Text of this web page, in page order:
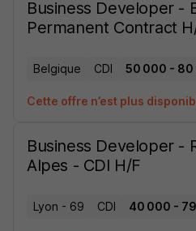
Business Developer -
Permanent Contract
Belgique CDI 50 000 - 80
Cette offre n’est plus
Business Developer -
Alpes - CDI H/F
Lyon - 69 CDI 40 000 -